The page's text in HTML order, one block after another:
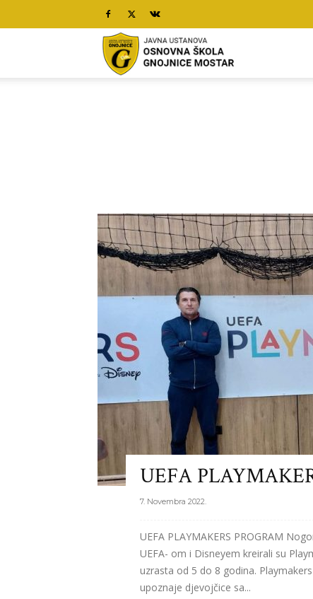
UEFA
7. Novembra 2022.
UEFA PLAYMAKERS PROGRAM
UEFA- om i Disneyem kreirali su
uzrasta od 5 do 8 godina.
upoznaje djevojčice sa...